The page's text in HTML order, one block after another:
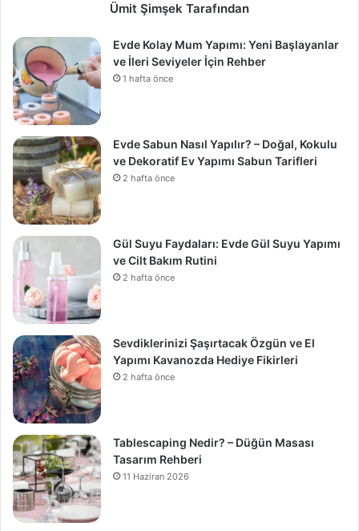
Ümit Şimşek Tarafından
Evde Kolay Mum Yapımı: Yeni Başlayanlar
ve İleri Seviyeler İçin Rehber
1 hafta önce
Evde Sabun Nasıl Yapılır? – Doğal, Kokulu
ve Dekoratif Ev Yapımı Sabun Tarifleri
2 hafta önce
Gül Suyu Faydaları: Evde Gül Suyu Yapımı
ve Cilt Bakım Rutini
2 hafta önce
Sevdiklerinizi Şaşırtacak Özgün ve El
Yapımı Kavanozda Hediye Fikirleri
2 hafta önce
Tablescaping Nedir? – Düğün Masası
Tasarım Rehberi
11 Haziran 2026